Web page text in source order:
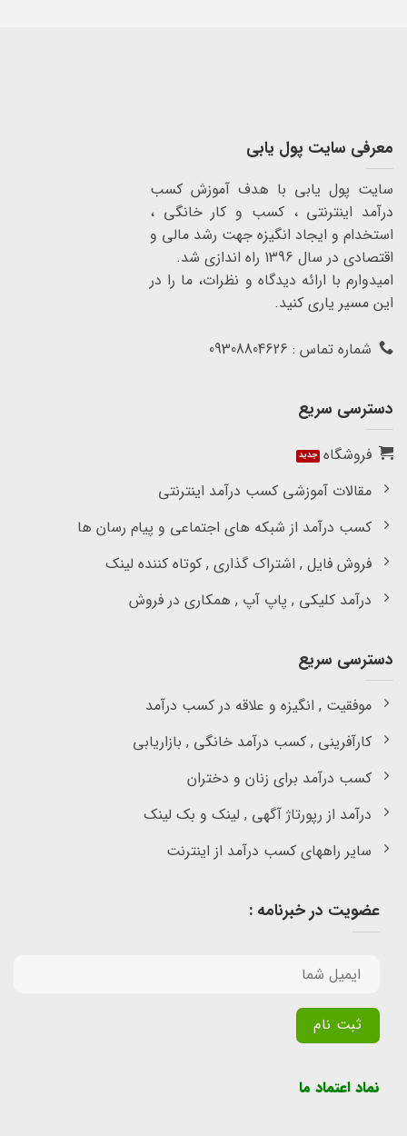
معرفی سایت پول یابی
سایت پول یابی با هدف آموزش کسب
درآمد اینترنتی ، کسب و کار خانگی ،
استخدام و ایجاد انگیزه جهت رشد مالی و
اقتصادی در سال 1396 راه اندازی شد.
امیدوارم با ارائه دیدگاه و نظرات، ما را در
این مسیر یاری کنید.
شماره تماس : 09308804626
دسترسی سریع
فروشگاه
مقالات آموزشی کسب درآمد اینترنتی
کسب درآمد از شبکه های اجتماعی و پیام رسان ها
فروش فایل , اشتراک گذاری , کوتاه کننده لینک
درآمد کلیکی , پاپ آپ , همکاری در فروش
دسترسی سریع
موفقیت , انگیزه و علاقه در کسب درآمد
کارآفرینی , کسب درآمد خانگی , بازاریابی
کسب درآمد برای زنان و دختران
درآمد از رپورتاژ آگهی , لینک و بک لینک
سایر راههای کسب درآمد از اینترنت
عضویت در خبرنامه :
نماد اعتماد ما